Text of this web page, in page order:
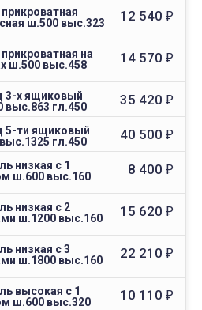
ш.500 выс.323
12 540 ₽
на
ш.500 выс.458
14 570 ₽
3-х ящиковый
выс.863 гл.450
35 420 ₽
5-ти ящиковый
гл.450
40 500 ₽
низкая с 1
ш.600 выс.160
8 400 ₽
низкая с 2
ш.1200 выс.160
15 620 ₽
низкая с 3
ш.1800 выс.160
22 210 ₽
высокая с 1
ш.600 выс.320
10 110 ₽